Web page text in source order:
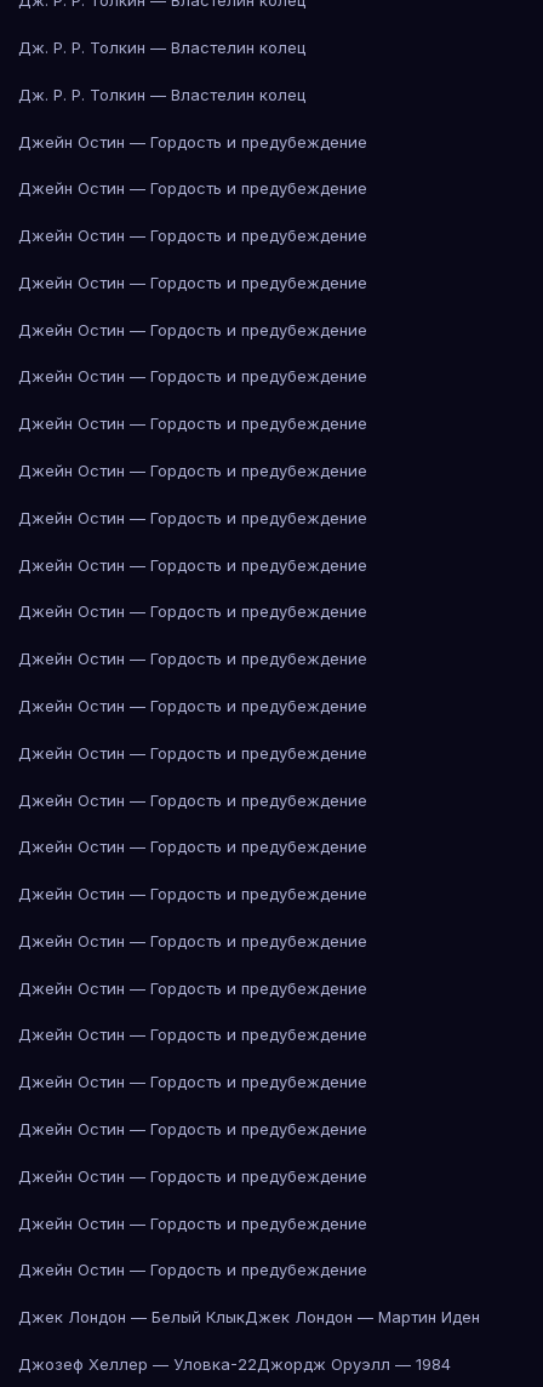
Дж. Р. Р. Толкин — Властелин колец
Дж. Р. Р. Толкин — Властелин колец
Джейн Остин — Гордость и предубеждение
Джейн Остин — Гордость и предубеждение
Джейн Остин — Гордость и предубеждение
Джейн Остин — Гордость и предубеждение
Джейн Остин — Гордость и предубеждение
Джейн Остин — Гордость и предубеждение
Джейн Остин — Гордость и предубеждение
Джейн Остин — Гордость и предубеждение
Джейн Остин — Гордость и предубеждение
Джейн Остин — Гордость и предубеждение
Джейн Остин — Гордость и предубеждение
Джейн Остин — Гордость и предубеждение
Джейн Остин — Гордость и предубеждение
Джейн Остин — Гордость и предубеждение
Джейн Остин — Гордость и предубеждение
Джейн Остин — Гордость и предубеждение
Джейн Остин — Гордость и предубеждение
Джейн Остин — Гордость и предубеждение
Джейн Остин — Гордость и предубеждение
Джейн Остин — Гордость и предубеждение
Джейн Остин — Гордость и предубеждение
Джейн Остин — Гордость и предубеждение
Джейн Остин — Гордость и предубеждение
Джейн Остин — Гордость и предубеждение
Джейн Остин — Гордость и предубеждение
Джек Лондон — Белый КлыкДжек Лондон — Мартин Иден
Джозеф Хеллер — Уловка-22Джордж Оруэлл — 1984